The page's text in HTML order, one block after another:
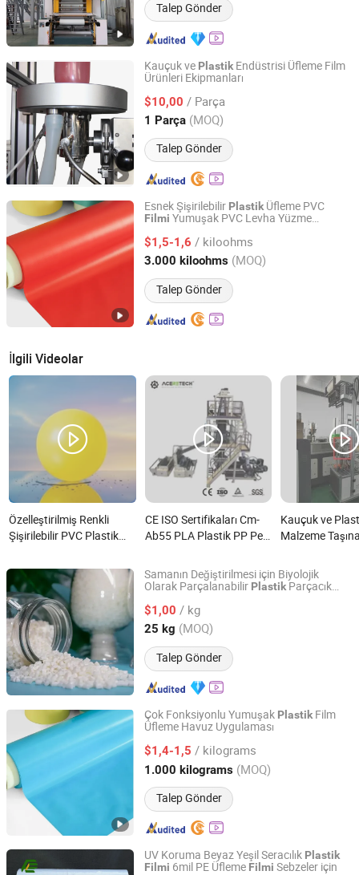
Talep Gönder
Kauçuk ve Plastik Endüstrisi Üfleme Film
Ürünleri Ekipmanları
$10,00 / Parça
1 Parça (MOQ)
Talep Gönder
Harbin Hapro Electric Technology Co., Ltd.
Heilongjiang, China Fiyat 2021
Esnek Şişirilebilir PlastikÜfleme PVC
Filmi Yumuşak PVC Levha Yüzme
$1,5-1,6 / kiloohms
3.000 kiloohms (MOQ)
Talep Gönder
Guangdong Xiongxing Holding Group Co., Ltd.
Guangdong, China Fiyat 2024
İlgili Videolar
Özelleştirilmiş Renkli
Şişirilebilir PVC Plastik
Oyuncaklar İçin Kullanım
nedir?
CE ISO Sertifikaları Cm-
Ab55 PLA Plastik PP Pet
Kalıbı nedir?
Kauçuk ve
Malzeme
nedir?
Samanın Değiştirilmesi için Biyolojik
Olarak Parçalanabilir PlastikParçacık
Üfleme 3D Baskı Tüketim Malzemeleri
$1,00 / kg
25 kg (MOQ)
Talep Gönder
Ningbo Jierong Plastic Co., Ltd.
Zhejiang, China Fiyat 2025
Çok Fonksiyonlu Yumuşak PlastikFilm
Üfleme Havuz Uygulaması
$1,4-1,5 / kilograms
1.000 kilograms (MOQ)
Talep Gönder
Guangdong Xiongxing Holding Group Co., Ltd.
Guangdong, China Fiyat 2024
UV Koruma Beyaz Yeşil Seracılık Plastik
Filmi 6mil PE Üfleme Filmi Sebzeler için